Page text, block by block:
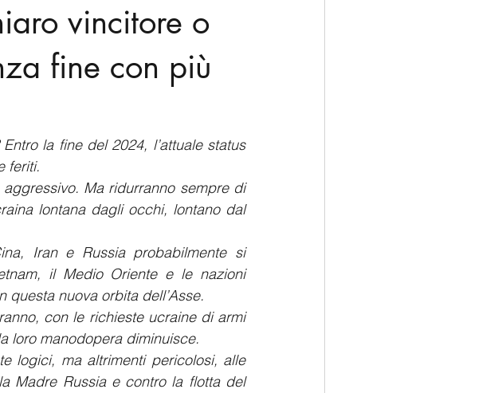
Corea del Nord
Asia centrale Perù Alaska
vincitore o
fine con più
la fine del 2024, l’attuale status
feriti.
Ma ridurranno sempre di
lontana dagli occhi, lontano dal
Iran e Russia probabilmente si
il Medio Oriente e le nazioni
questa nuova orbita dell’Asse.
con le richieste ucraine di armi
loro manodopera diminuisce.
logici, ma altrimenti pericolosi, alle
Madre Russia e contro la flotta del